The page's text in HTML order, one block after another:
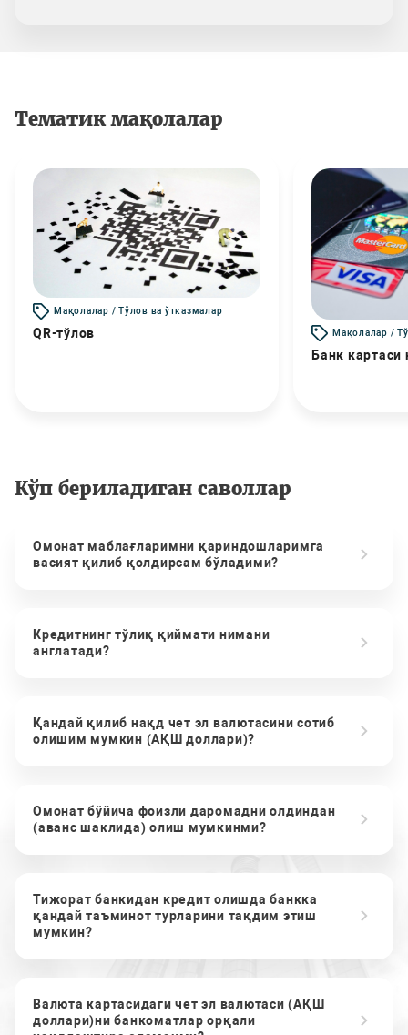
Тематик мақолалар
Мақолалар / Тўлов ва ўтказмалар
QR-тўлов Мақолалар /
Банк картаси
Кўп бериладиган саволлар
Омонат маблағларимни қариндошларимга
васият қилиб қолдирсам бўладими?
Кредитнинг тўлиқ қиймати нимани
англатади?
Қандай қилиб нақд чет эл валютасини сотиб
олишим мумкин (АҚШ доллари)?
Омонат бўйича фоизли даромадни олдиндан
(аванс шаклида) олиш мумкинми?
Тижорат банкидан кредит олишда банкка
қандай таъминот турларини тақдим этиш
мумкин?
Валюта картасидаги чет эл валютаси (АҚШ
доллари)ни банкоматлар орқали